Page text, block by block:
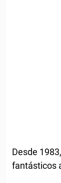
Desde
fantásticos